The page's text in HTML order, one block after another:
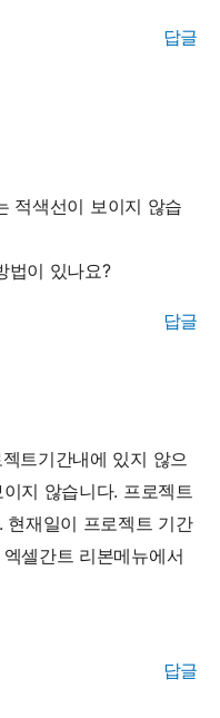
답글
적색선이 보이지 않습
법이 있나요?
답글
트기간내에 있지 않으
지 않습니다. 프로젝트
현재일이 프로젝트 기간
셀간트 리본메뉴에서
답글